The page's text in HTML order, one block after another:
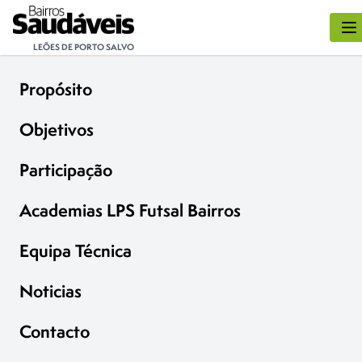
LEÕES DE PORTO SALVO
Propósito
Objetivos
Participação
Academias LPS Futsal Bairros
Equipa Técnica
Noticias
Contacto